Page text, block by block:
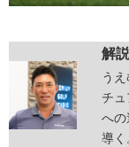
解
う
チ
への
導く